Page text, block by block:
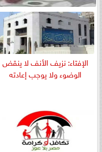
الإفتاء: نزيف الأنف لا ينقض
الوضوء ولا يوجب إعادته